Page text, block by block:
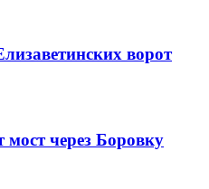
ворот
через Боровку